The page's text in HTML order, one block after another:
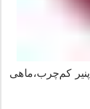
کم‌چرب،ماهی